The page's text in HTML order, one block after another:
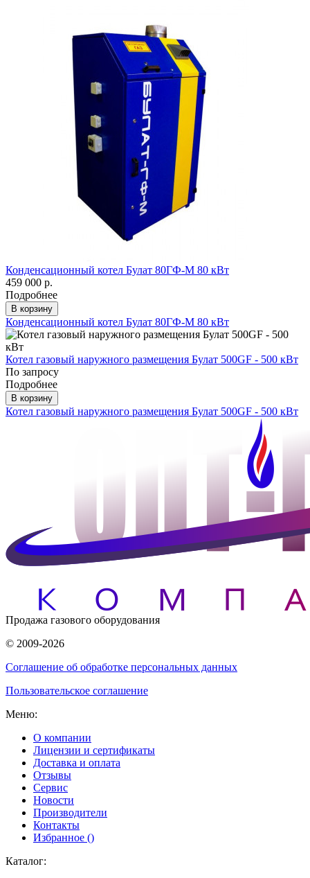
Конденсационный котел Булат 80ГФ-М 80 кВт
459 000 р.
Подробнее
В корзину
Конденсационный котел Булат 80ГФ-М 80 кВт
Котел газовый наружного размещения Булат 500GF - 500 кВт
По запросу
Подробнее
В корзину
Котел газовый наружного размещения Булат 500GF - 500 кВт
Продажа газового оборудования
© 2009-2026
Соглашение об обработке персональных данных
Пользовательское соглашение
Меню:
О компании
Лицензии и сертификаты
Доставка и оплата
Отзывы
Сервис
Новости
Производители
Контакты
Избранное ()
Каталог: